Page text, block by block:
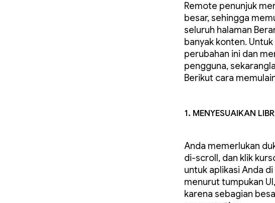
Remote penunjuk
besar, sehingga
seluruh halaman
banyak konten.
perubahan ini dan
pengguna,
Berikut cara
1. Menyesuaikan
Anda memerlukan
di-scroll, dan klik
untuk aplikasi Anda
menurut tumpukan
karena sebagian